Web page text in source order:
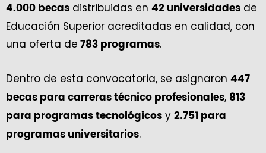
4.000 becas distribuidas en 42 universidades de
Educación Superior acreditadas en calidad, con
una oferta de 783 programas.
Dentro de esta convocatoria, se asignaron 447
becas para carreras técnico profesionales, 813
para programas tecnológicos y 2.751 para
programas universitarios.